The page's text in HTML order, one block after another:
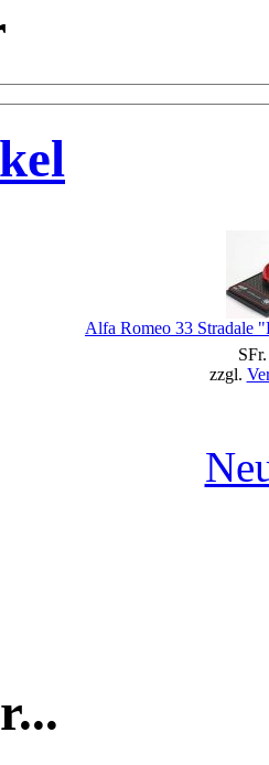
Alfa Romeo 33 Stradale
zzgl.